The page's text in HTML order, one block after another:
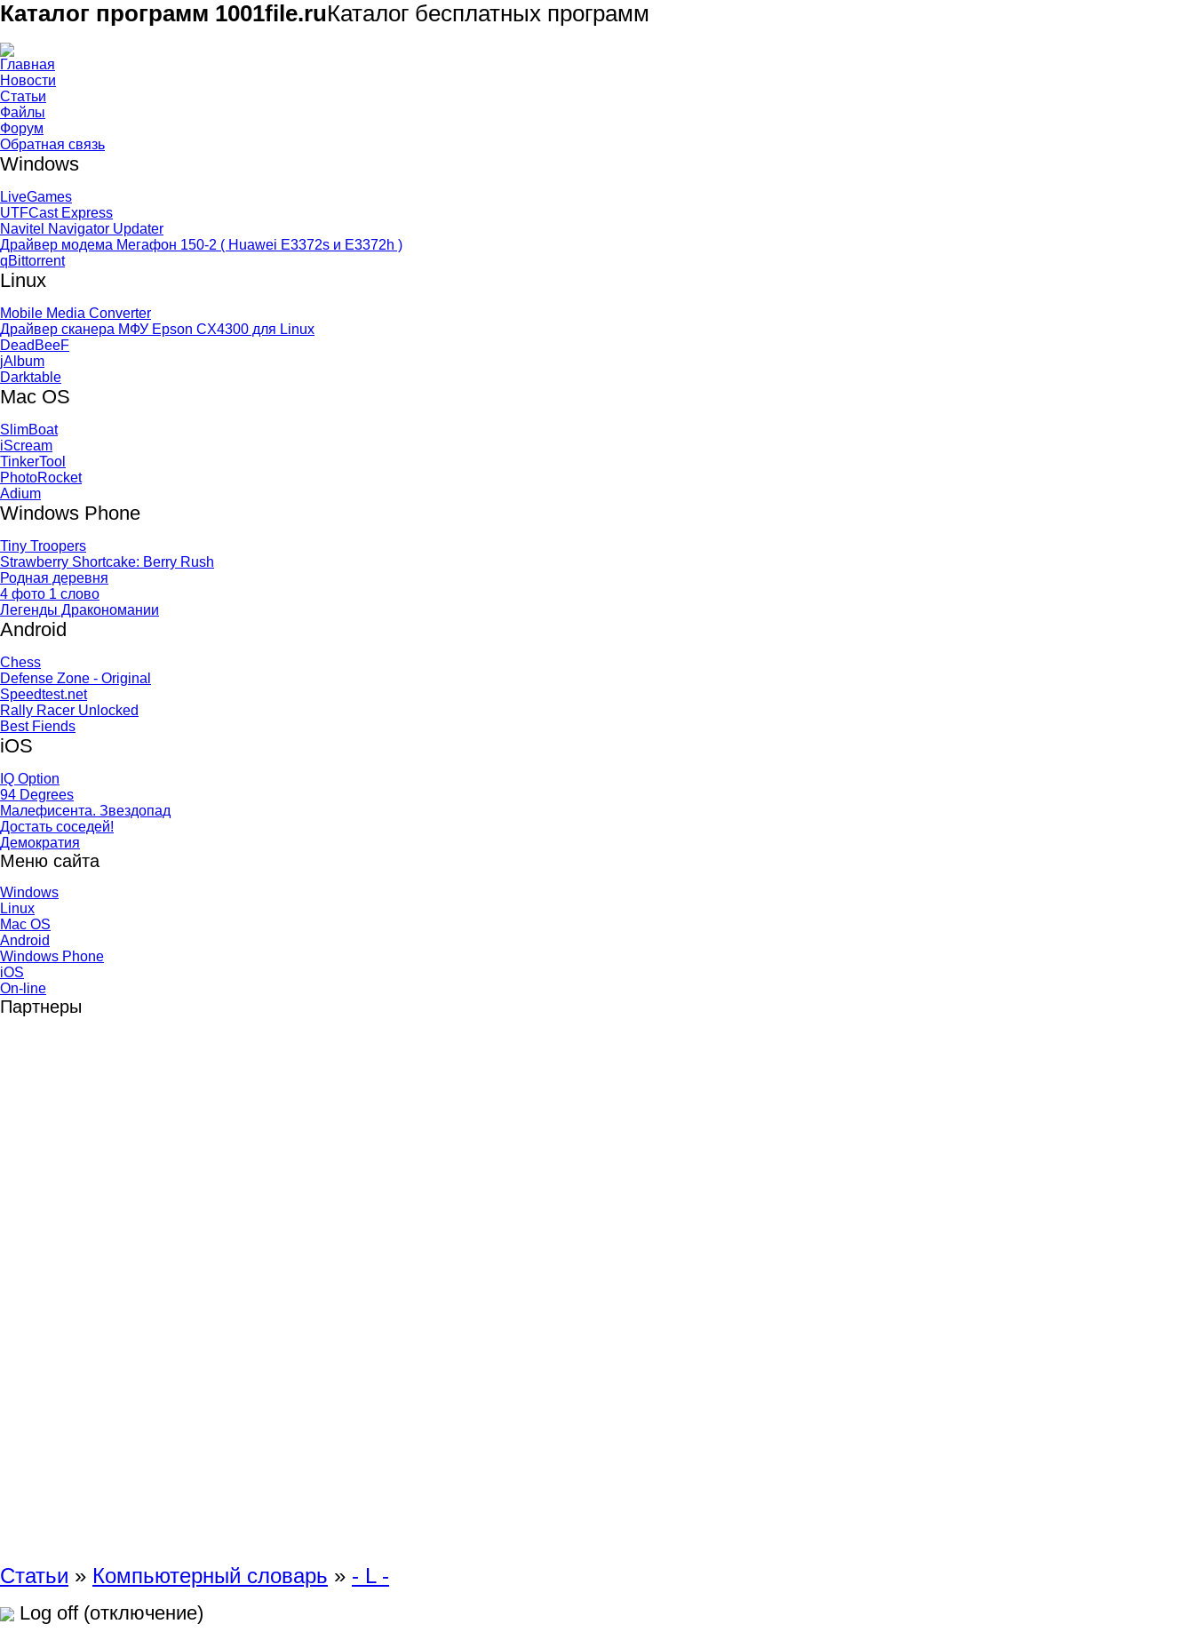
Каталог программ 1001file.ruКаталог бесплатных программ
Главная
Новости
Статьи
Файлы
Форум
Обратная связь
Windows
LiveGames
UTFCast Express
Navitel Navigator Updater
Драйвер модема Мегафон 150-2 ( Huawei E3372s и E3372h )
qBittorrent
Linux
Mobile Media Converter
Драйвер сканера МФУ Epson CX4300 для Linux
DeadBeeF
jAlbum
Darktable
Mac OS
SlimBoat
iScream
TinkerTool
PhotoRocket
Adium
Windows Phone
Tiny Troopers
Strawberry Shortcake: Berry Rush
Родная деревня
4 фото 1 слово
Легенды Дракономании
Android
Chess
Defense Zone - Original
Speedtest.net
Rally Racer Unlocked
Best Fiends
iOS
IQ Option
94 Degrees
Малефисента. Звездопад
Достать соседей!
Демократия
Меню сайта
Windows
Linux
Mac OS
Android
Windows Phone
iOS
On-line
Партнеры
Статьи » Компьютерный словарь » - L -
Log off (отключение)